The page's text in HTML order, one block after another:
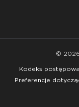
©
Kodeks
Preferencje